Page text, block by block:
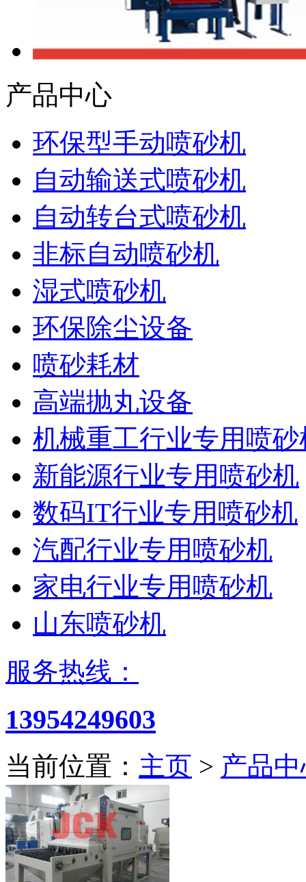
产品中心
环保型手动喷砂机
自动输送式喷砂机
自动转台式喷砂机
非标自动喷砂机
湿式喷砂机
环保除尘设备
喷砂耗材
高端抛丸设备
机械重工行业专用喷砂
新能源行业专用喷砂机
数码IT行业专用喷砂机
汽配行业专用喷砂机
家电行业专用喷砂机
山东喷砂机
服务热线：
13954249603
当前位置： 主页 > 产品